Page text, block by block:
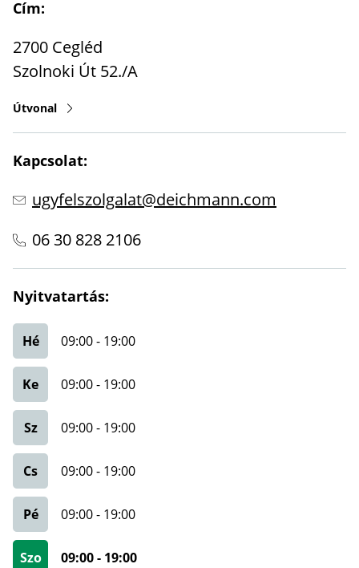
Cím:
2700 Cegléd
Szolnoki Út 52./A
Útvonal
Kapcsolat:
ugyfelszolgalat@deichmann.com
06 30 828 2106
Nyitvatartás:
Hé 09:00- 19:00
Ke 09:00- 19:00
Sz 09:00- 19:00
Cs 09:00- 19:00
Pé 09:00- 19:00
Szo 09:00- 19:00